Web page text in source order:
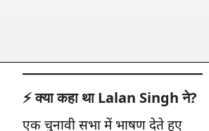
⚡क्या कहा था Lalan Singh ने?
एक चुनावी सभा में भाषण देते हुए